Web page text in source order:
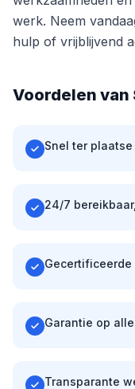
werk. Neem
hulp of vrijblijvend
Voordelen van
Snel ter
24/7
Gecertificeerde
Garantie op
Transparante